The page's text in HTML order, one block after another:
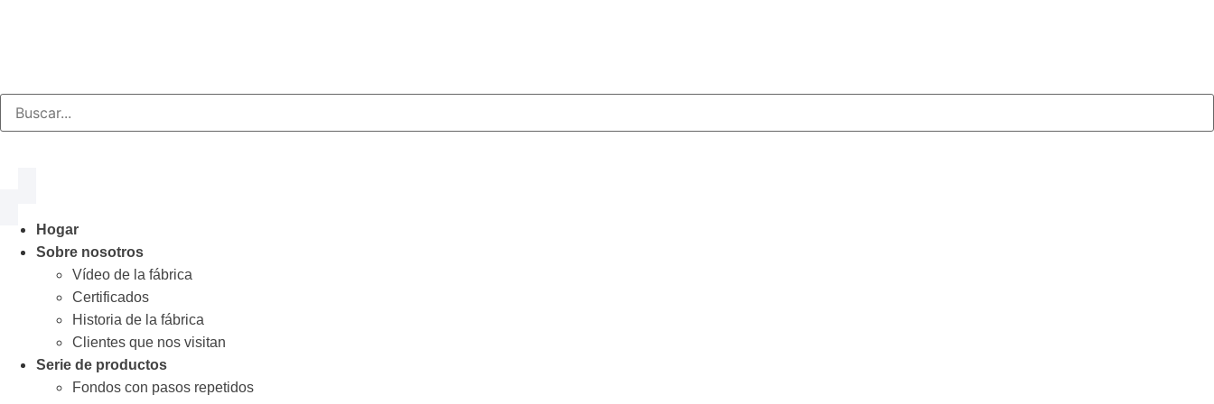
Hogar
Sobre nosotros
Vídeo de la fábrica
Certificados
Historia de la fábrica
Clientes que nos visitan
Serie de productos
Fondos con pasos repetidos